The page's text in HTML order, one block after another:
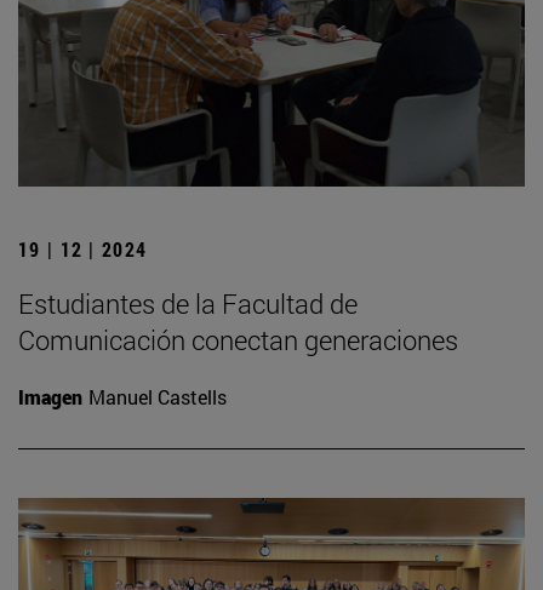
19 | 12 | 2024
Estudiantes de la Facultad de
Comunicación conectan generaciones
Imagen Manuel Castells